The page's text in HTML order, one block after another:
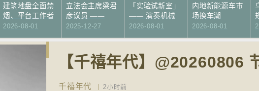
星期六问责
建筑地盘全面禁
烟、平台工作者
工…
2026-08-01
香港家书
立法会主席梁君
彦议员 ——
回…
2025-12-27
未来·无限
「实验试新室」
—— 演奏机械
人…
2026-08-01
理财新世代
内地新能源车市
场换车潮
2026-08-01
【千禧年代】@20260806
千禧年代 2小时前